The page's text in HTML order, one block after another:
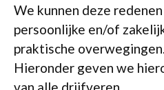
We kunnen deze
persoonlijke en/of
praktische
Hieronder geven we